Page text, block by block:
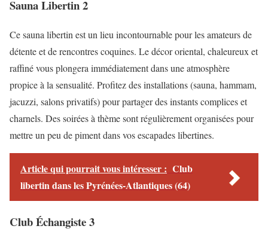
Sauna Libertin 2
Ce sauna libertin est un lieu incontournable pour les amateurs de
détente et de rencontres coquines. Le décor oriental, chaleureux et
raffiné vous plongera immédiatement dans une atmosphère
propice à la sensualité. Profitez des installations (sauna, hammam,
jacuzzi, salons privatifs) pour partager des instants complices et
charnels. Des soirées à thème sont régulièrement organisées pour
mettre un peu de piment dans vos escapades libertines.
Article qui pourrait vous intéresser : Club
libertin dans les Pyrénées-Atlantiques (64)
Club Échangiste 3